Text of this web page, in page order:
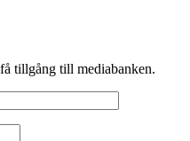
tillgång till mediabanken.